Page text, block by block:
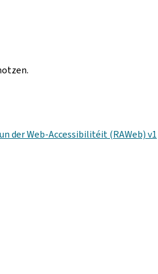
der Web-Accessibilitéit (RAWeb) v1